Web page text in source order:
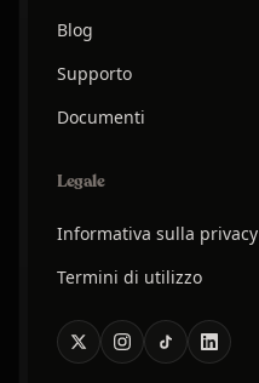
Blog
Supporto
Documenti
Legale
Informativa sulla privacy
Termini di utilizzo